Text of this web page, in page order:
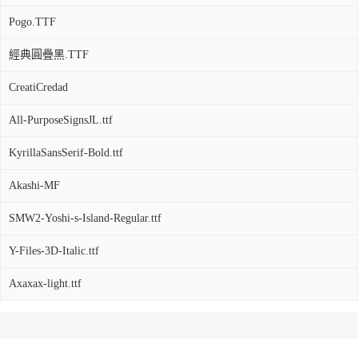
Pogo.TTF
經典圓疊黑.TTF
CreatiCredad
All-PurposeSignsJL.ttf
KyrillaSansSerif-Bold.ttf
Akashi-MF
SMW2-Yoshi-s-Island-Regular.ttf
Y-Files-3D-Italic.ttf
Axaxax-light.ttf